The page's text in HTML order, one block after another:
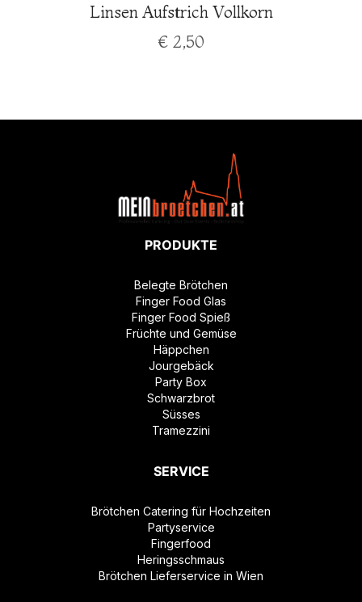
Linsen Aufstrich Vollkorn
€ 2,50
PRODUKTE
Belegte Brötchen
Finger Food Glas
Finger Food Spieß
Früchte und Gemüse
Häppchen
Jourgebäck
Party Box
Schwarzbrot
Süsses
Tramezzini
SERVICE
Brötchen Catering für Hochzeiten
Partyservice
Fingerfood
Heringsschmaus
Brötchen Lieferservice in Wien